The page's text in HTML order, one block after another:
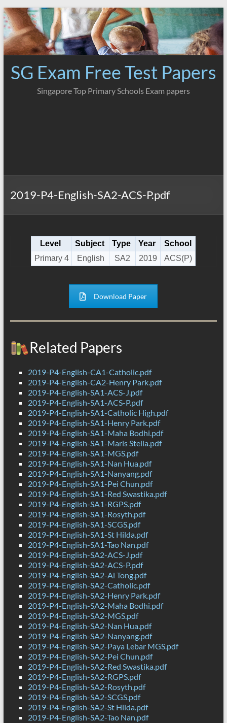
Skip
to
content
SG Exam Free Test Papers
Singapore Top Primary Schools Exam papers
2019-P4-English-SA2-ACS-P.pdf
Level Subject Type Year
School
Primary 4
English SA2 2019 ACS(P)
Download Paper
Related Papers
2019-P4-English-CA1-Catholic.pdf
2019-P4-English-CA2-Henry Park.pdf
2019-P4-English-SA1-ACS-J.pdf
2019-P4-English-SA1-ACS-P.pdf
2019-P4-English-SA1-Catholic High.pdf
2019-P4-English-SA1-Henry Park.pdf
2019-P4-English-SA1-Maha Bodhi.pdf
2019-P4-English-SA1-Maris Stella.pdf
2019-P4-English-SA1-MGS.pdf
2019-P4-English-SA1-Nan Hua.pdf
2019-P4-English-SA1-Nanyang.pdf
2019-P4-English-SA1-Pei Chun.pdf
2019-P4-English-SA1-Red Swastika.pdf
2019-P4-English-SA1-RGPS.pdf
2019-P4-English-SA1-Rosyth.pdf
2019-P4-English-SA1-SCGS.pdf
2019-P4-English-SA1-St Hilda.pdf
2019-P4-English-SA1-Tao Nan.pdf
2019-P4-English-SA2-ACS-J.pdf
2019-P4-English-SA2-ACS-P.pdf
2019-P4-English-SA2-Ai Tong.pdf
2019-P4-English-SA2-Catholic.pdf
2019-P4-English-SA2-Henry Park.pdf
2019-P4-English-SA2-Maha Bodhi.pdf
2019-P4-English-SA2-MGS.pdf
2019-P4-English-SA2-Nan Hua.pdf
2019-P4-English-SA2-Nanyang.pdf
2019-P4-English-SA2-Paya Lebar MGS.pdf
2019-P4-English-SA2-Pei Chun.pdf
2019-P4-English-SA2-Red Swastika.pdf
2019-P4-English-SA2-RGPS.pdf
2019-P4-English-SA2-Rosyth.pdf
2019-P4-English-SA2-SCGS.pdf
2019-P4-English-SA2-St Hilda.pdf
2019-P4-English-SA2-Tao Nan.pdf